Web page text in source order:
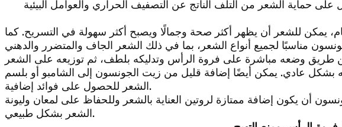
حماية الشعر من التلف الناتج عن التصفيف الحراري والعوامل البيئية
يمكن للشعر أن يظهر أكثر صحة وجمالًا ويصبح أكثر سهولة في التسريح. كما
وضعه مباشرة على فروة الرأس وتدليكه بلطف، ثم توزيعه على الشعر
عادي. يمكن أيضًا إضافة قليل من زيت الجونسون إلى الشامبو أو بلسم
الشعر للحصول على فوائد إضافية.
أن يكون إضافة ممتازة لروتين العناية بالشعر وللحفاظ على لمعان وليونة
الشعر بشكل طبيعي.